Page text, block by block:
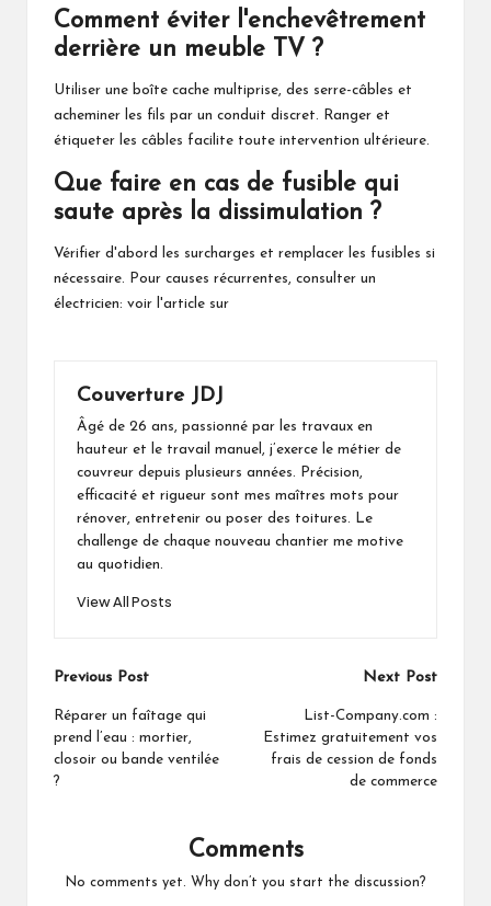
Comment éviter l'enchevêtrement
derrière un meuble TV ?
Utiliser une boîte cache multiprise, des serre-câbles et
acheminer les fils par un conduit discret. Ranger et
étiqueter les câbles facilite toute intervention ultérieure.
Que faire en cas de fusible qui
saute après la dissimulation ?
Vérifier d'abord les surcharges et remplacer les fusibles si
nécessaire. Pour causes récurrentes, consulter un
électricien: voir l'article sur
Couverture JDJ
Âgé de 26 ans, passionné par les travaux en
hauteur et le travail manuel, j’exerce le métier de
couvreur depuis plusieurs années. Précision,
efficacité et rigueur sont mes maîtres mots pour
rénover, entretenir ou poser des toitures. Le
challenge de chaque nouveau chantier me motive
au quotidien.
View All Posts
Post
navigation
Previous Post
Réparer un faîtage qui
prend l’eau : mortier,
closoir ou bande ventilée
?
Next Post
List-Company.com :
Estimez gratuitement vos
frais de cession de fonds
de commerce
Comments
No comments yet. Why don’t you start the discussion?